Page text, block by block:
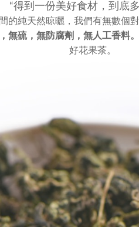
“得到一份美好食材，到底
的純天然晾曬，我們有無數個
無硫，無防腐劑，無人工香料。
好花果茶。